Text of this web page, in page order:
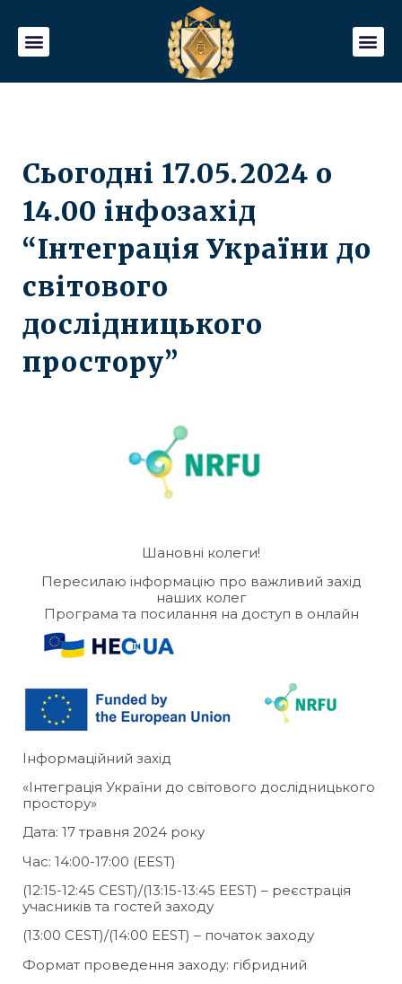
Сьогодні 17.05.2024 о
14.00 інфозахід
“Інтеграція України до
світового
дослідницького
простору”
Шановні колеги!
Пересилаю інформацію про важливий захід
наших колег
Програма та посилання на доступ в онлайн
Інформаційний захід
«Інтеграція України до світового дослідницького
простору»
Дата: 17 травня 2024 року
Час: 14:00-17:00 (EEST)
(12:15-12:45 CEST)/(13:15-13:45 EEST) – реєстрація
учасників та гостей заходу
(13:00 CEST)/(14:00 EEST) – початок заходу
Формат проведення заходу: гібридний